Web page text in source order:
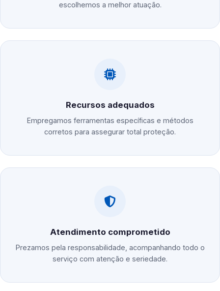
escolhemos a melhor atuação.
Recursos adequados
Empregamos ferramentas específicas e métodos
corretos para assegurar total proteção.
Atendimento comprometido
Prezamos pela responsabilidade, acompanhando todo o
serviço com atenção e seriedade.